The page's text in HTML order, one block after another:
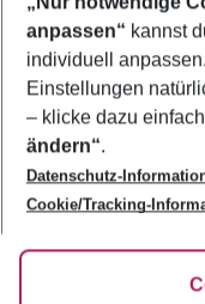
Footer
Footer navigation
Über uns
AGB
Bestpreisgarantie
Cookie-Einstellungen
Cookie-Richtlinie
Agenturbetreuung
Barrierefreies Reisen
FAQ
HanseMerkur
Folge uns
anpassen“ kannst
individuell
Einstellungen
– klicke dazu
ändern“.
Datenschutz-
Cookie/Tracking-